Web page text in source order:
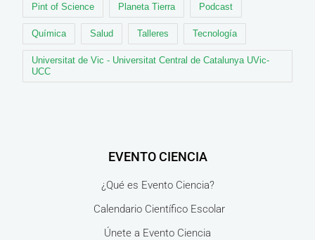
Pint of Science Planeta Tierra Podcast
Química Salud Talleres Tecnología
Universitat de Vic - Universitat Central de Catalunya UVic-
UCC
EVENTO CIENCIA
¿Qué es Evento Ciencia?
Calendario Científico Escolar
Únete a Evento Ciencia